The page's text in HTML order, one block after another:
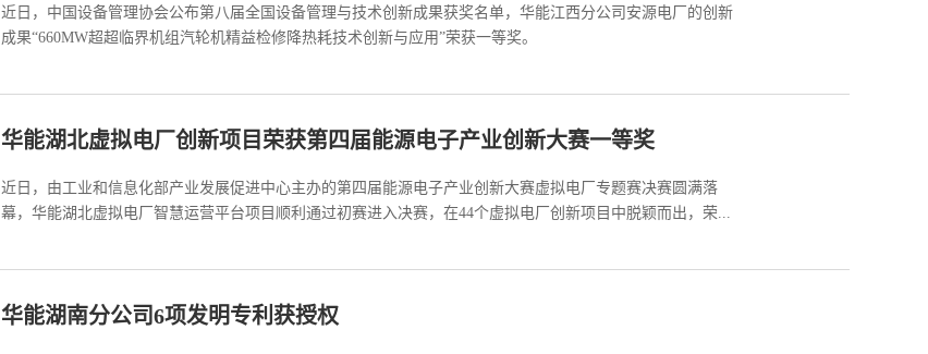
近日，中国设备管理协会公布第八届全国设备管理与技术创新成果获奖名单，华能江西分公司安源电厂的创新
成果“660MW超超临界机组汽轮机精益检修降热耗技术创新与应用”荣获一等奖。
华能湖北虚拟电厂创新项目荣获第四届能源电子产业创新大赛一等奖
近日，由工业和信息化部产业发展促进中心主办的第四届能源电子产业创新大赛虚拟电厂专题赛决赛圆满落
幕，华能湖北虚拟电厂智慧运营平台项目顺利通过初赛进入决赛，在44个虚拟电厂创新项目中脱颖而出，荣...
华能湖南分公司6项发明专利获授权